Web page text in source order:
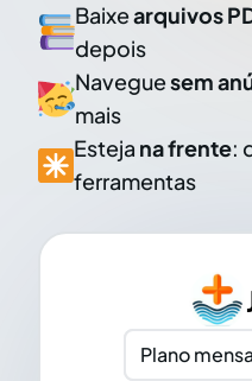
Baixearquivos
depois
Naveguesem
mais
Esteja na frente:
ferramentas
Plano